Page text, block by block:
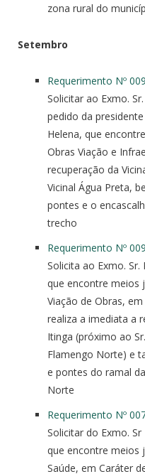
zona rural do
Setembro
Requerimento Nº
Solicitar ao Exmo.
pedido da
Helena, que
Obras Viação e
recuperação da
Vicinal Água Preta,
pontes e o
trecho
Requerimento Nº
Solicita ao Exmo.
que encontre meios
Viação de Obras,
realiza a imediata a
Itinga (próximo ao
Flamengo Norte) e
e pontes do ramal
Norte
Requerimento Nº
Solicitar do Exmo.
que encontre meios
Saúde, em Caráter